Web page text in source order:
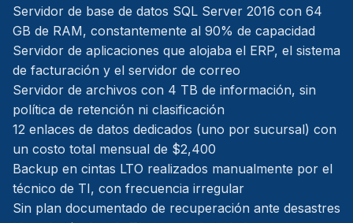
Servidor de base de datos SQL Server 2016 con 64
GB de RAM, constantemente al 90% de capacidad
Servidor de aplicaciones que alojaba el ERP, el sistema
de facturación y el servidor de correo
Servidor de archivos con 4 TB de información, sin
política de retención ni clasificación
12 enlaces de datos dedicados (uno por sucursal) con
un costo total mensual de $2,400
Backup en cintas LTO realizados manualmente por el
técnico de TI, con frecuencia irregular
Sin plan documentado de recuperación ante desastres